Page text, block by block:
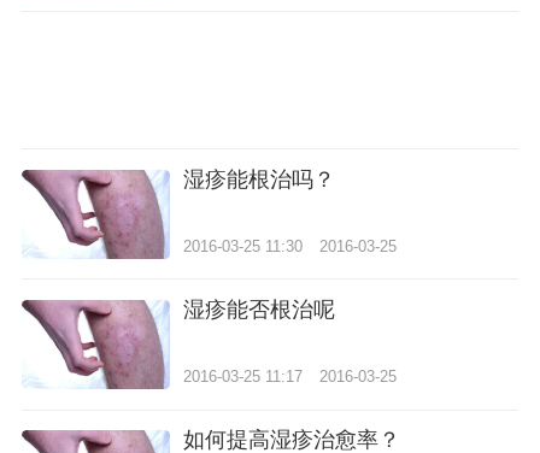
湿疹能根治吗？
2016-03-25 11:30 2016-03-25
湿疹能否根治呢
2016-03-25 11:17 2016-03-25
如何提高湿疹治愈率？